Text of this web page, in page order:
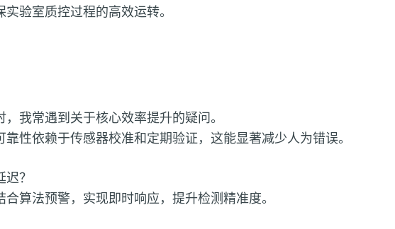
验室质控过程的高效运转。
我常遇到关于核心效率提升的疑问。
性依赖于传感器校准和定期验证，这能显著减少人为错误。
？
合算法预警，实现即时响应，提升检测精准度。